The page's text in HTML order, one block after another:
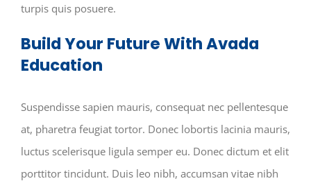
turpis quis posuere.
Build Your Future With Avada
Education
Suspendisse sapien mauris, consequat nec pellentesque
at, pharetra feugiat tortor. Donec lobortis lacinia mauris,
luctus scelerisque ligula semper eu. Donec dictum et elit
porttitor tincidunt. Duis leo nibh, accumsan vitae nibh